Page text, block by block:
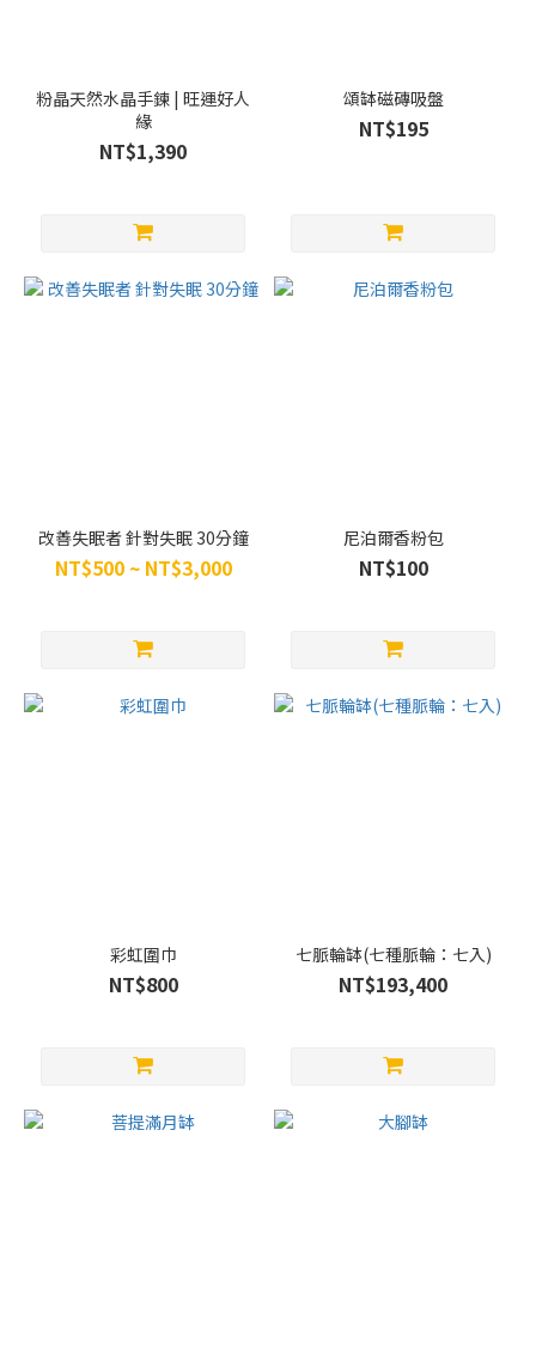
粉晶天然水晶手鍊 | 旺運好人
緣
NT$1,390
頌缽磁磚吸盤
NT$195
改善失眠者 針對失眠 30分鐘
NT$500 ~ NT$3,000
尼泊爾香粉包
NT$100
彩虹圍巾
NT$800
七脈輪缽(七種脈輪：七入)
NT$193,400